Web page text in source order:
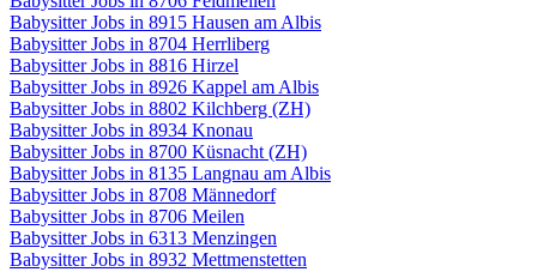
Babysitter Jobs in 8915 Hausen am Albis
Babysitter Jobs in 8704 Herrliberg
Babysitter Jobs in 8816 Hirzel
Babysitter Jobs in 8926 Kappel am Albis
Babysitter Jobs in 8802 Kilchberg (ZH)
Babysitter Jobs in 8934 Knonau
Babysitter Jobs in 8700 Küsnacht (ZH)
Babysitter Jobs in 8135 Langnau am Albis
Babysitter Jobs in 8708 Männedorf
Babysitter Jobs in 8706 Meilen
Babysitter Jobs in 6313 Menzingen
Babysitter Jobs in 8932 Mettmenstetten